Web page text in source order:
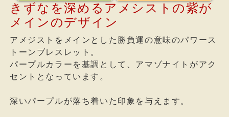
きずなを深めるアメシストの紫が
メインのデザイン
アメジストをメインとした勝負運の意味のパワース
トーンブレスレット。
パープルカラーを基調として、アマゾナイトがアク
セントとなっています。
深いパープルが落ち着いた印象を与えます。